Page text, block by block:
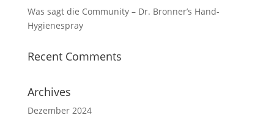
Was sagt die Community – Dr. Bronner’s Hand-
Hygienespray
Recent Comments
Archives
Dezember 2024